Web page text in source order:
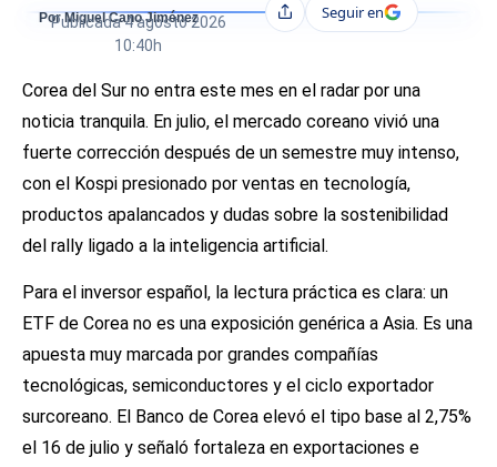
Por Miguel Cano Jiménez
Publicada4 agosto 2026
10:40h
CompartirSeguir en
Corea del Sur no entra este mes en el radar por una
noticia tranquila. En julio, el mercado coreano vivió una
fuerte corrección después de un semestre muy intenso,
con el Kospi presionado por ventas en tecnología,
productos apalancados y dudas sobre la sostenibilidad
del rally ligado a la inteligencia artificial.
Para el inversor español, la lectura práctica es clara: un
ETF de Corea no es una exposición genérica a Asia. Es una
apuesta muy marcada por grandes compañías
tecnológicas, semiconductores y el ciclo exportador
surcoreano. El Banco de Corea elevó el tipo base al 2,75%
el 16 de julio y señaló fortaleza en exportaciones e